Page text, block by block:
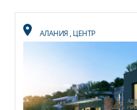
АЛАНИЯ, ЦЕНТР